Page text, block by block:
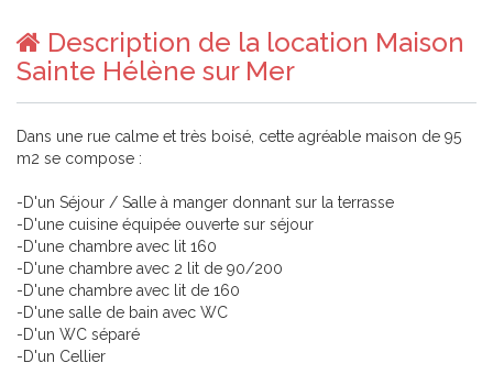
Description de la location Maison
Sainte Hélène sur Mer
Dans une rue calme et très boisé, cette agréable maison de 95
m2 se compose :
-D'un Séjour / Salle à manger donnant sur la terrasse
-D'une cuisine équipée ouverte sur séjour
-D'une chambre avec lit 160
-D'une chambre avec 2 lit de 90/200
-D'une chambre avec lit de 160
-D'une salle de bain avec WC
-D'un WC séparé
-D'un Cellier